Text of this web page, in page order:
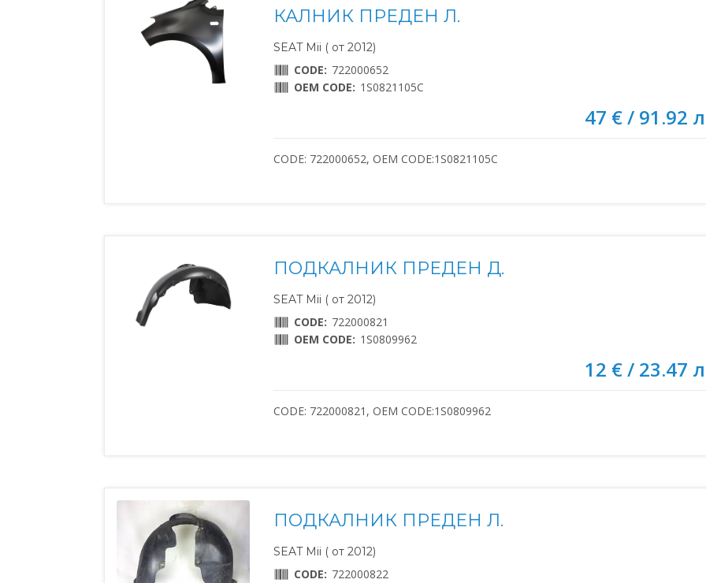
КАЛНИК ПРЕДЕН Л.
SEAT Mii ( от 2012)
CODE: 722000652
OEM CODE: 1S0821105C
47 € / 91.92
CODE: 722000652, OEM CODE:1S0821105C
ПОДКАЛНИК ПРЕДЕН Д.
SEAT Mii ( от 2012)
CODE: 722000821
OEM CODE: 1S0809962
12 € / 23.47
CODE: 722000821, OEM CODE:1S0809962
ПОДКАЛНИК ПРЕДЕН Л.
SEAT Mii ( от 2012)
CODE: 722000822